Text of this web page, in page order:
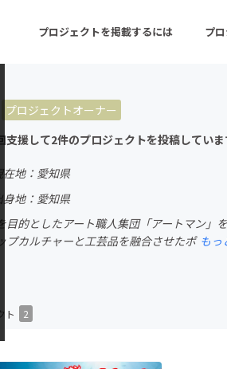
プロジェクトを掲載するには プ
ーン 注目の新着プロジェクト
音楽
ゲーム・サービス開発
プロジェクトオーナー
支援して2件のプロジェクトを投稿していま
在地：愛知県
身地：愛知県
目的としたアート職人集団「アートマン」
プカルチャーと工芸品を融合させたポ もっ
ト 2